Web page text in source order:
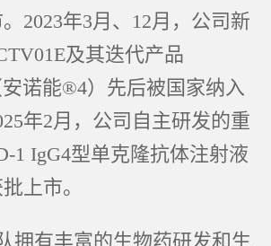
2023年3月、12月，公司新
及其迭代产品
安诺能®4）先后被国家纳入
年2月，公司自主研发的重
1 IgG4型单克隆抗体注射液
上市。
拥有丰富的生物药研发和生